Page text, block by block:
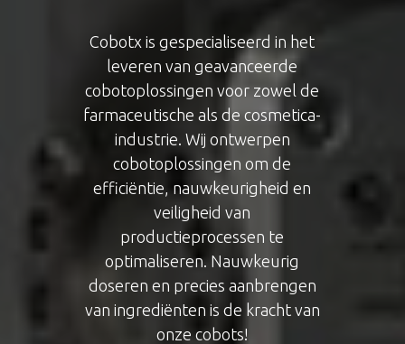
Cobotx is gespecialiseerd in het
leveren van geavanceerde
cobotoplossingen voor zowel de
farmaceutische als de cosmetica-
industrie. Wij ontwerpen
cobotoplossingen om de
efficiëntie, nauwkeurigheid en
veiligheid van
productieprocessen te
optimaliseren. Nauwkeurig
doseren en precies aanbrengen
van ingrediënten is de kracht van
onze cobots!